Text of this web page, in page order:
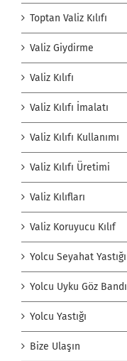
Toptan Valiz Kılıfı
Valiz Giydirme
Valiz Kılıfı
Valiz Kılıfı İmalatı
Valiz Kılıfı Kullanımı
Valiz Kılıfı Üretimi
Valiz Kılıfları
Valiz Koruyucu Kılıf
Yolcu Seyahat Yastığı
Yolcu Uyku Göz Bandı
Yolcu Yastığı
Bize Ulaşın